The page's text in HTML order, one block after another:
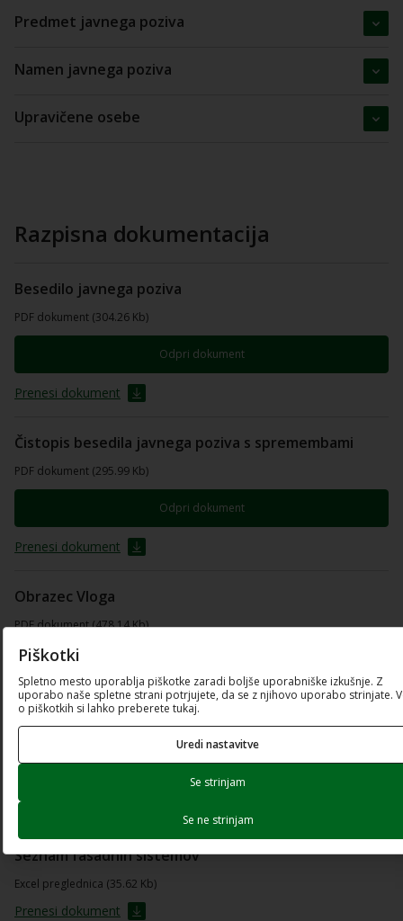
Predmet javnega poziva
Namen javnega poziva
Upravičene osebe
Razpisna dokumentacija
Besedilo javnega poziva
PDF dokument (304.26 Kb)
Odpri dokument
Prenesi dokument
Čistopis besedila javnega poziva s spremembami
PDF dokument (295.99 Kb)
Odpri dokument
Prenesi dokument
Obrazec Vloga
PDF dokument (478.14 Kb)
Prenesi dokument
Obrazec Seznam solastnikov
Prenesi dokument
Seznam fasadnih sistemov
Excel preglednica (35.62 Kb)
Prenesi dokument
Piškotki
Spletno mesto uporablja piškotke zaradi boljše uporabniške izkušnje. Z
uporabo naše spletne strani potrjujete, da se z njihovo uporabo strinjate.
o piškotkih si lahko preberete tukaj.
Uredi nastavitve
Se strinjam
Se ne strinjam